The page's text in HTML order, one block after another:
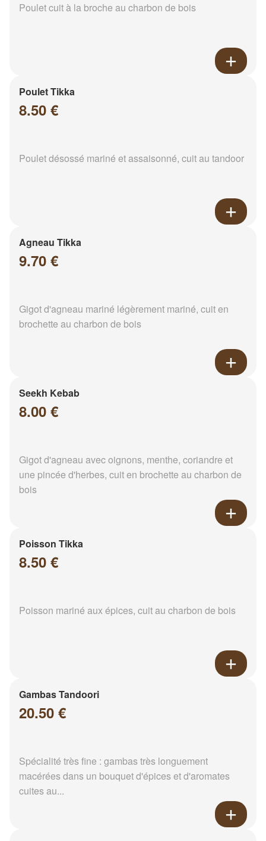
Poulet cuit à la broche au charbon de bois
Poulet Tikka
8.50 €
Poulet désossé mariné et assaisonné, cuit au tandoor
Agneau Tikka
9.70 €
Gigot d'agneau mariné légèrement mariné, cuit en
brochette au charbon de bois
Seekh Kebab
8.00 €
Gigot d'agneau avec oignons, menthe, coriandre et
une pincée d'herbes, cuit en brochette au charbon de
bois
Poisson Tikka
8.50 €
Poisson mariné aux épices, cuit au charbon de bois
Gambas Tandoori
20.50 €
Spécialité très fine : gambas très longuement
macérées dans un bouquet d'épices et d'aromates
cuites au...